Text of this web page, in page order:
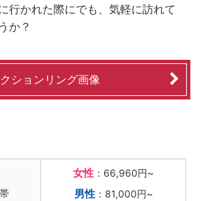
行かれた際にでも、気軽に訪れて
か？
ションリング画像
女性 ：66,960円~
男性：81,000円~